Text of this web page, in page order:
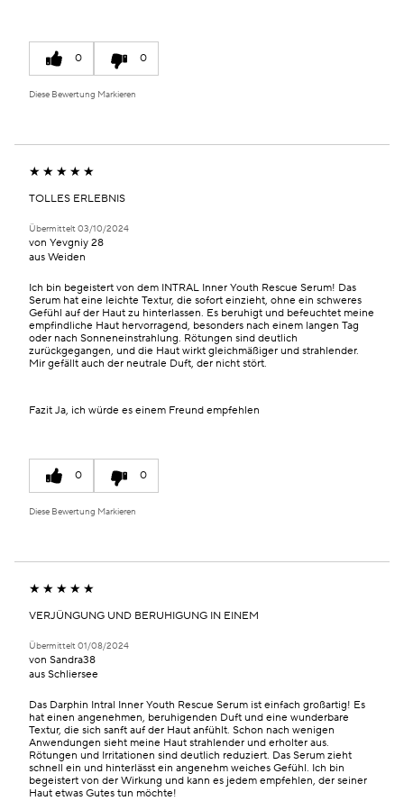
0 0
Diese Bewertung Markieren
TOLLES ERLEBNIS
Übermittelt03/10/2024
von Yevgniy 28
aus Weiden
Ich bin begeistert von dem INTRAL Inner Youth Rescue Serum! Das
Serum hat eine leichte Textur, die sofort einzieht, ohne ein schweres
Gefühl auf der Haut zu hinterlassen. Es beruhigt und befeuchtet meine
empfindliche Haut hervorragend, besonders nach einem langen Tag
oder nach Sonneneinstrahlung. Rötungen sind deutlich
zurückgegangen, und die Haut wirkt gleichmäßiger und strahlender.
Mir gefällt auch der neutrale Duft, der nicht stört.
Fazit Ja, ich würde es einem Freund empfehlen
0 0
Diese Bewertung Markieren
VERJÜNGUNG UND BERUHIGUNG IN EINEM
Übermittelt01/08/2024
von Sandra38
aus Schliersee
Das Darphin Intral Inner Youth Rescue Serum ist einfach großartig! Es
hat einen angenehmen, beruhigenden Duft und eine wunderbare
Textur, die sich sanft auf der Haut anfühlt. Schon nach wenigen
Anwendungen sieht meine Haut strahlender und erholter aus.
Rötungen und Irritationen sind deutlich reduziert. Das Serum zieht
schnell ein und hinterlässt ein angenehm weiches Gefühl. Ich bin
begeistert von der Wirkung und kann es jedem empfehlen, der seiner
Haut etwas Gutes tun möchte!